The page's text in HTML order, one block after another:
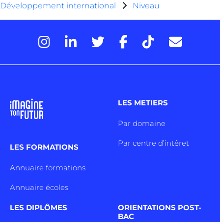
Développement international
Niveau
LES FORMATIONS
Annuaire formations
Annuaire écoles
LES METIERS
Par domaine
Par centre d’intêret
LES DIPLÔMES
ORIENTATIONS POST-
BAC